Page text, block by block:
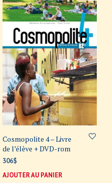
Cosmopolite 4 – Livre
de l’élève + DVD-rom
306$
AJOUTER AU PANIER